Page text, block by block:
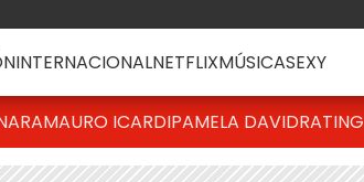
INTERNACIONALNETFLIXMÚSICASEXY
MAURO ICARDIPAMELA DAVIDRATING